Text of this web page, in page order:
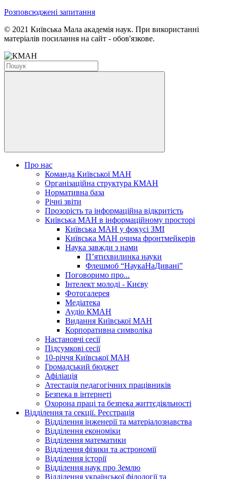
Розповсюджені запитання
© 2021 Київська Мала академія наук. При використанні
матеріалів посилання на сайт - обов'язкове.
Про нас
Команда Київської МАН
Організаційна структура КМАН
Нормативна база
Річні звіти
Прозорість та інформаційна відкритість
Київська МАН в інформаційному просторі
Київська МАН у фокусі ЗМІ
Київська МАН очима фронтмейкерів
Наука завжди з нами
П’ятихвилинка науки
Флешмоб “НаукаНаДивані”
Поговоримо про...
Інтелект молоді - Києву
Фотогалерея
Медіатека
Аудіо КМАН
Видання Київської МАН
Корпоративна символіка
Настановчі сесії
Підсумкові сесії
10-річчя Київської МАН
Громадський бюджет
Афіліація
Атестація педагогічних працівників
Безпека в інтернеті
Охорона праці та безпека життєдіяльності
Відділення та секції. Реєстрація
Відділення інженерії та матеріалознавства
Відділення економіки
Відділення математики
Відділення фізики та астрономії
Відділення історії
Відділення наук про Землю
Відділення української філології та